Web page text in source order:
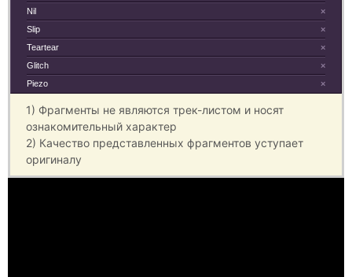
×
Nil
×
Slip
×
Teartear
×
Glitch
×
Piezo
1) Фрагменты не являются трек-листом и носят
ознакомительный характер
2) Качество представленных фрагментов уступает
оригиналу